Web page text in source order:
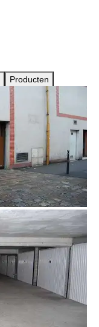
Producten